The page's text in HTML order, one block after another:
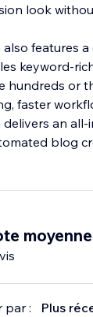
look
also features
keyword-
hundreds or
faster
delivers an
blog
par : Plus